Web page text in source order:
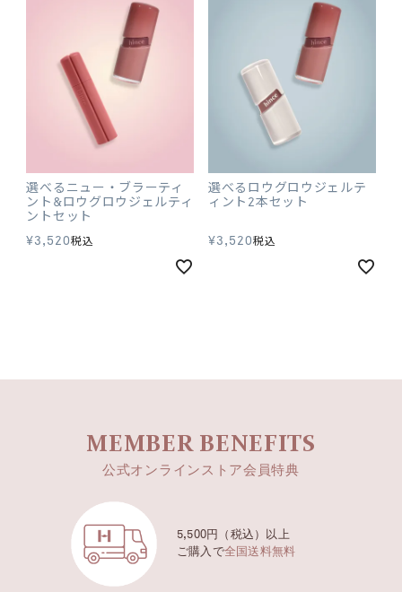
選べるニュー・ブラーティ
ント&ロウグロウジェルティ
ントセット
¥3,520税込
選べるロウグロウジェルテ
ィント2本セット
¥3,520税込
MEMBER BENEFITS
公式オンラインストア会員特典
5,500円（税込）以上
ご購入で全国送料無料